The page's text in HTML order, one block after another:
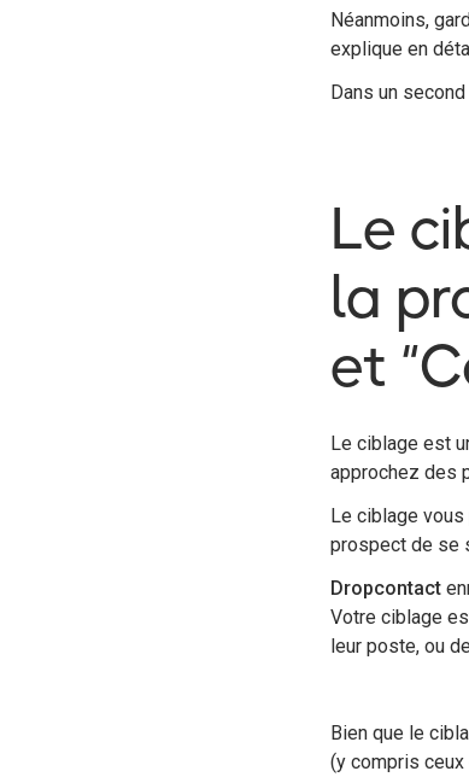
Néanmoins,
explique en
Dans un
Le
la
et
Le ciblage est
approchez des
Le ciblage
prospect de se
Dropcontact
Votre ciblage
leur poste, ou
Bien que le
(y compris